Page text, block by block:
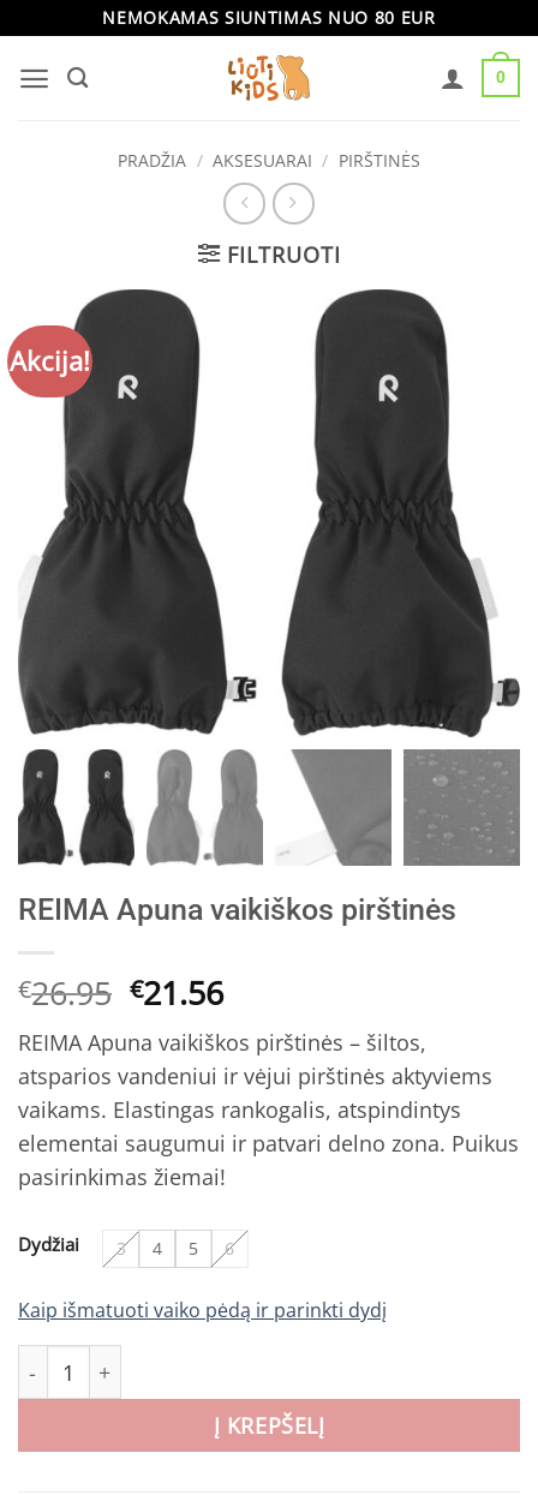
content
NEMOKAMAS SIUNTIMAS NUO 80 EUR
0
PRADŽIA / AKSESUARAI / PIRŠTINĖS
FILTRUOTI
Akcija!
REIMA Apuna vaikiškos pirštinės
€26.95 Original
price
was:
€26.95.
€21.56Current
price
is:
€21.56.
REIMA Apuna vaikiškos pirštinės – šiltos,
atsparios vandeniui ir vėjui pirštinės aktyviems
vaikams. Elastingas rankogalis, atspindintys
elementai saugumui ir patvari delno zona. Puikus
pasirinkimas žiemai!
Dydžiai 3 4 5 6
Kaip išmatuoti vaiko pėdą ir parinkti dydį
produkto kiekis: REIMA Apuna vaikiškos pirštinės
Į KREPŠELĮ